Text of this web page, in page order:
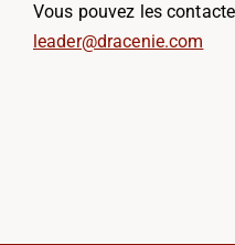
Vous pouvez les
leader@dracenie.com